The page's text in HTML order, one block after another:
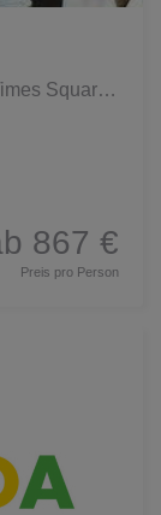
DoubleTree by Hilton Hotel New York Times Square West
867 €
Preis pro Person